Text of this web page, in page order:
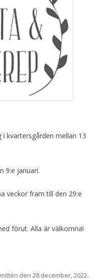
kvartersgården mellan 13
9:e januari.
veckor fram till den 29:e
förut. Alla är välkomna!
den 28 december, 2022.